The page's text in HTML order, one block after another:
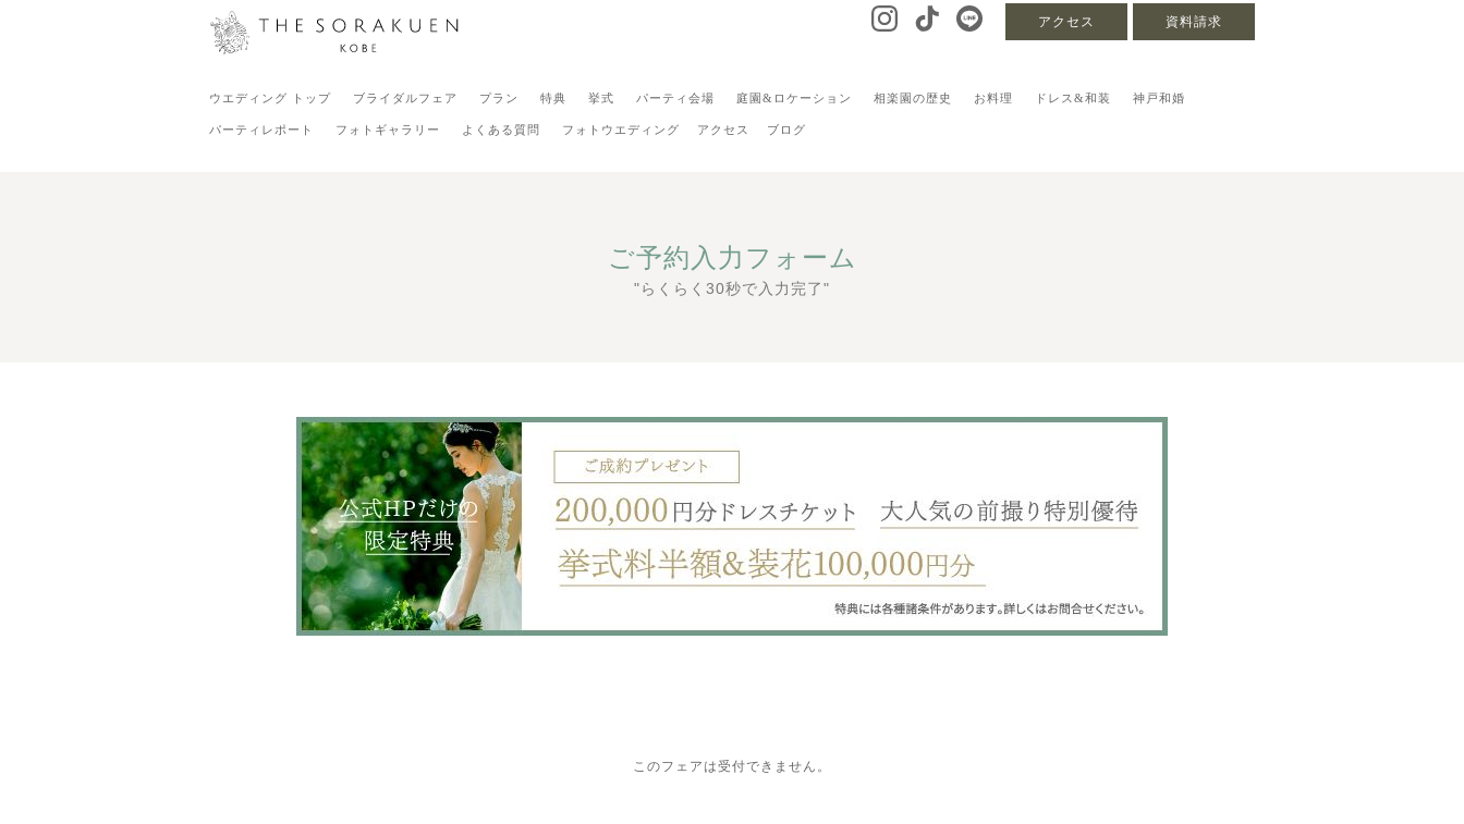
資料請求
アクセス
ウエディング トップ ブライダルフェア プラン 特典 挙式 パーティ会場 庭園&ロケーション 相楽園の歴史 お料理 ドレス&和装 神戸和婚
パーティレポート フォトギャラリー よくある質問 フォトウエディング アクセス ブログ
ご予約入力フォーム
"らくらく30秒で入力完了"
このフェアは受付できません。